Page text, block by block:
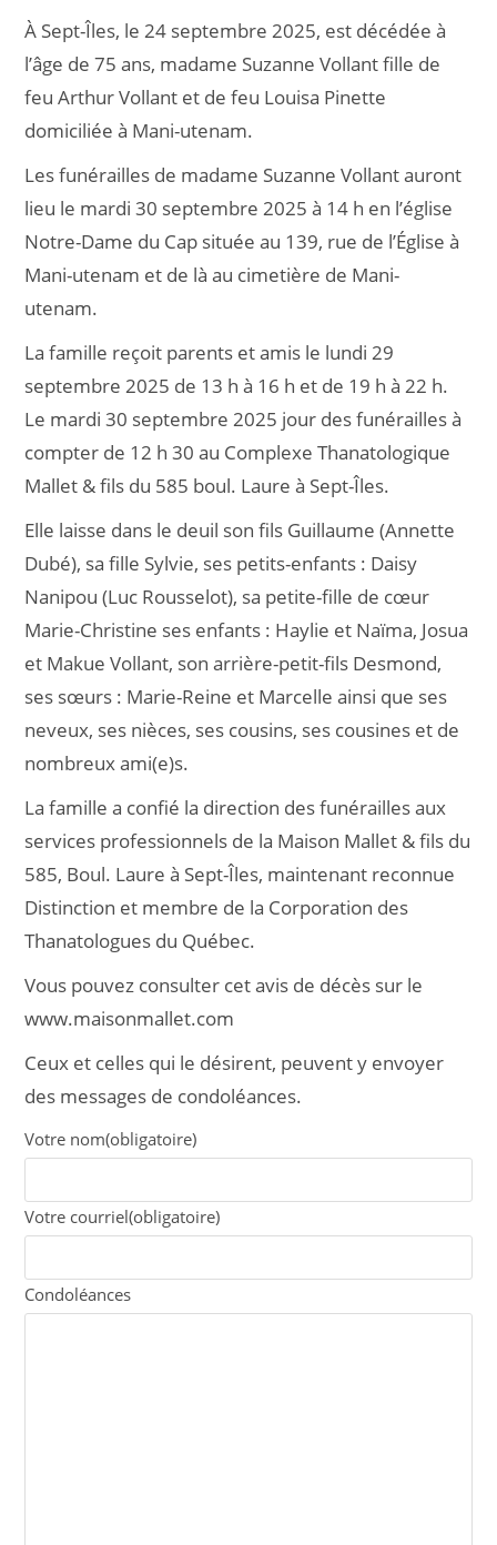
À Sept-Îles, le 24 septembre 2025, est décédée à
l’âge de 75 ans, madame Suzanne Vollant fille de
feu Arthur Vollant et de feu Louisa Pinette
domiciliée à Mani-utenam.
Les funérailles de madame Suzanne Vollant auront
lieu le mardi 30 septembre 2025 à 14 h en l’église
Notre-Dame du Cap située au 139, rue de l’Église à
Mani-utenam et de là au cimetière de Mani-
utenam.
La famille reçoit parents et amis le lundi 29
septembre 2025 de 13 h à 16 h et de 19 h à 22 h.
Le mardi 30 septembre 2025 jour des funérailles à
compter de 12 h 30 au Complexe Thanatologique
Mallet & fils du 585 boul. Laure à Sept-Îles.
Elle laisse dans le deuil son fils Guillaume (Annette
Dubé), sa fille Sylvie, ses petits-enfants : Daisy
Nanipou (Luc Rousselot), sa petite-fille de cœur
Marie-Christine ses enfants : Haylie et Naïma, Josua
et Makue Vollant, son arrière-petit-fils Desmond,
ses sœurs : Marie-Reine et Marcelle ainsi que ses
neveux, ses nièces, ses cousins, ses cousines et de
nombreux ami(e)s.
La famille a confié la direction des funérailles aux
services professionnels de la Maison Mallet & fils du
585, Boul. Laure à Sept-Îles, maintenant reconnue
Distinction et membre de la Corporation des
Thanatologues du Québec.
Vous pouvez consulter cet avis de décès sur le
www.maisonmallet.com
Ceux et celles qui le désirent, peuvent y envoyer
des messages de condoléances.
Votre nom(obligatoire)
Votre courriel(obligatoire)
Condoléances